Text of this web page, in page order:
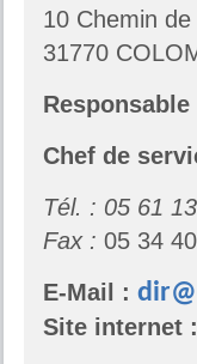
10 Chemin
31770
Responsable
Chef de
Tél. : 05 61
Fax : 05 34
E-Mail :
Site internet :